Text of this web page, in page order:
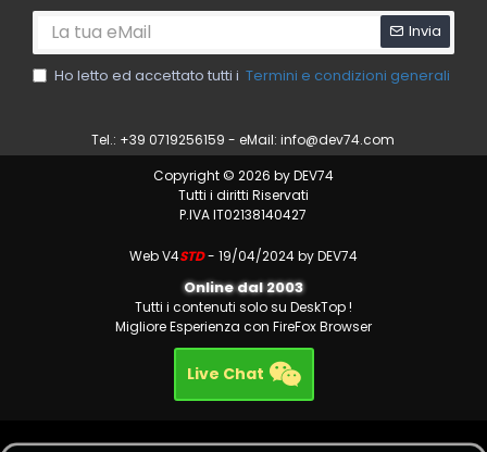
Invia
Ho letto ed accettato tutti i Termini e condizioni generali
Tel.: +39 0719256159 - eMail:info@dev74.com
Copyright © 2026 by DEV74
Tutti i diritti Riservati
P.IVA IT02138140427
Web V4STD- 19/04/2024 by DEV74
Online dal 2003
Tutti i contenuti solo su DeskTop !
Migliore Esperienza con FireFox Browser
Live Chat